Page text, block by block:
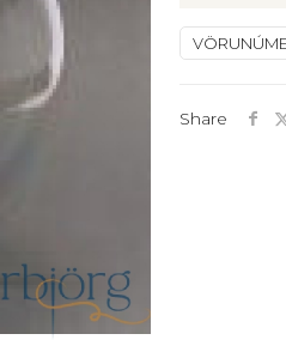
Plastkúlur
quantity
Share